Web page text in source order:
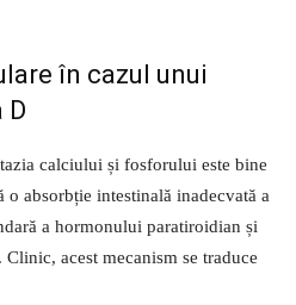
în cazul unui
D
calciului și fosforului este bine
absorbție intestinală inadecvată a
a hormonului paratiroidian și
Clinic, acest mecanism se traduce